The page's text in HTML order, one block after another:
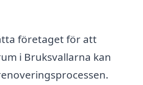
företaget för att
i Bruksvallarna kan